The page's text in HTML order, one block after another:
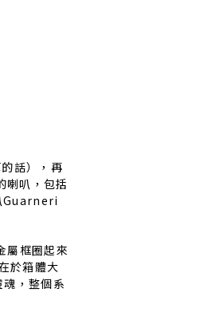
話），再
叭，包括
Guarneri
屬框圈起來
於箱體大
，整個系